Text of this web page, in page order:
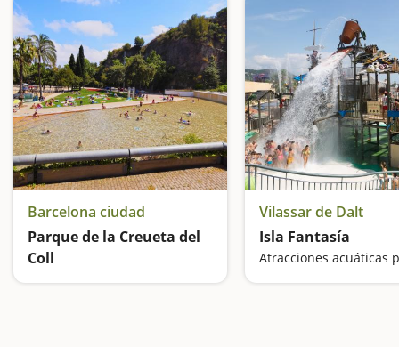
Barcelona ciudad
Parque de la Creueta del
Coll
Vilassar de Dalt
Isla Fantasía